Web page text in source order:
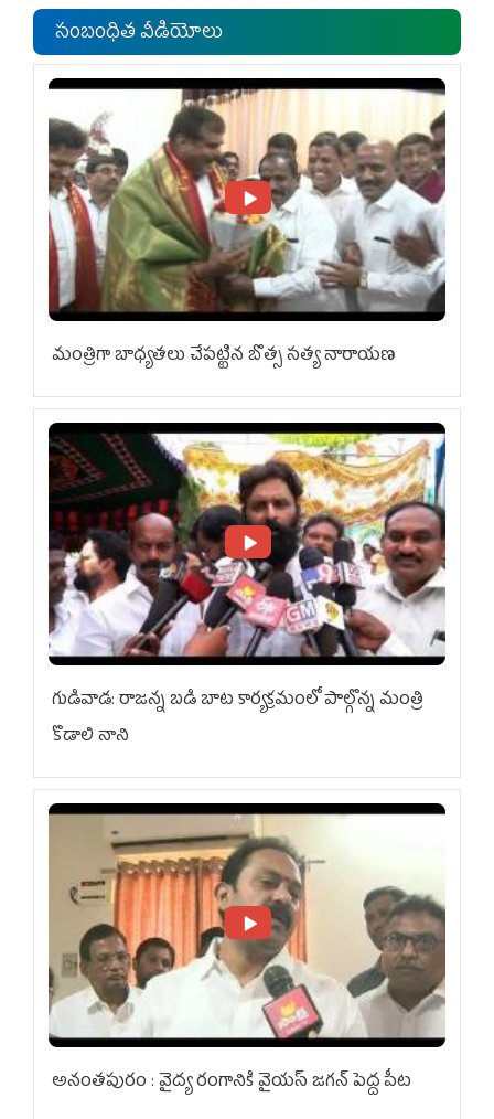
సంబంధిత వీడియోలు
మంత్రిగా బాధ్యతలు చేపట్టిన బొత్స సత్య నారాయణ
గుడివాడ: రాజన్న బడి బాట కార్యక్రమంలో పాల్గొన్న మంత్రి
కొడాలి నాని
అనంతపురం : వైద్య రంగానికి వైయ‌స్ జ‌గ‌న్ పెద్ద పీట